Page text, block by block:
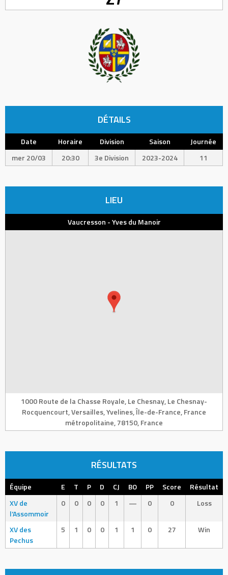
DÉTAILS
Date Horaire Division Saison
Journée
mer 20/03
20:30 3e Division 2023-2024 11
LIEU
Vaucresson - Yves du Manoir
1000 Route de la Chasse Royale, Le Chesnay, Le Chesnay-
Rocquencourt, Versailles, Yvelines, Île-de-France, France
métropolitaine, 78150, France
RÉSULTATS
Équipe E T P D CJ BO PP Score
Résultat
XV de
l’Assommoir
0 0 0 0 1 — 0 0 Loss
XV des
Pechus
5 1 0 0 1 1 0 27 Win